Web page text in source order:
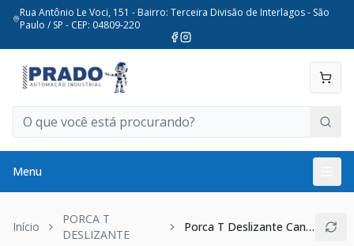
Rua Antônio Le Voci, 151 - Bairro: Terceira Divisão de Interlagos - São
Paulo / SP - CEP: 04809-220
Menu
Início
PORCA T
DESLIZANTE
Porca T Deslizante Canal 8mm (30x30) M8